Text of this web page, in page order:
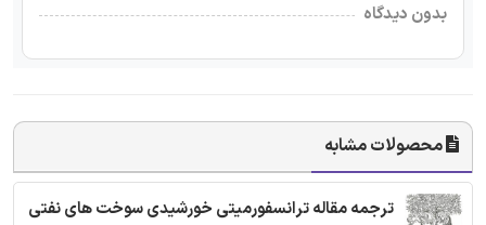
بدون دیدگاه
محصولات مشابه
ترجمه مقاله ترانسفورمیتی خورشیدی سوخت های نفتی